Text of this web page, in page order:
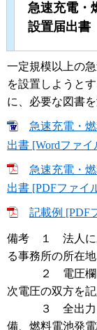
急速充電・
設置届出書
一定規模以上の
を設置しようと
に、必要な図書
急速充電・
出書 [Wordファ
急速充電・
出書 [PDFファイ
記載例 [PDF
備考 １ 法人に
る事務所の所在
２ 電圧欄には
次電圧の双方を記
３ 全出力また
備、燃料電池発